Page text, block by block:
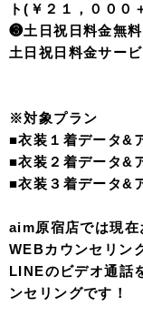
ト(￥２１，００
❸土日祝日料金無
土日祝日料金サー
※対象プラン
■衣装１着データ&
■衣装２着データ&
■衣装３着データ&
aim原宿店では現在
WEBカウンセリン
LINEのビデオ通話
ンセリングです！